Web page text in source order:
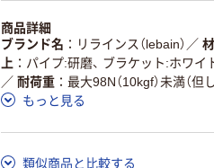
商品詳細
ブランド名
リラインス（lebain） ／
上
パイプ:研磨、 ブラケット:ホワイ
／ 耐荷重
最大98N（10kgf）未満（
もっと見る
類似商品と比較する